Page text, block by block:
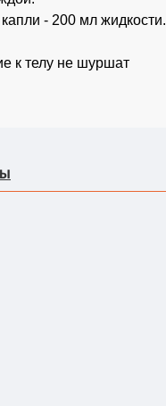
- 200 мл жидкости.
к телу не шуршат